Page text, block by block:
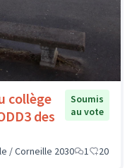
collège
des
Soumis
au vote
/ Corneille 2030 1 20